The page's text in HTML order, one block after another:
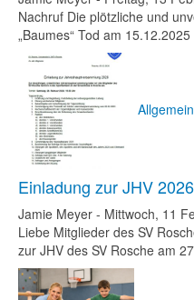
Nachruf Die plötzliche und
„Baumes“ Tod am
Allgemein
Einladung zur JHV 2026
Jamie Meyer - Mittwoch, 11
Liebe Mitglieder des SV
zur JHV des SV Rosche am